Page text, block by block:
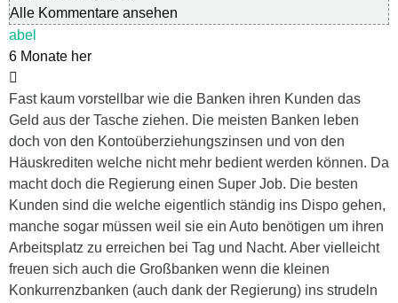
Alle Kommentare ansehen
abel
6 Monate her
Fast kaum vorstellbar wie die Banken ihren Kunden das
Geld aus der Tasche ziehen. Die meisten Banken leben
doch von den Kontoüberziehungszinsen und von den
Häuskrediten welche nicht mehr bedient werden können. Da
macht doch die Regierung einen Super Job. Die besten
Kunden sind die welche eigentlich ständig ins Dispo gehen,
manche sogar müssen weil sie ein Auto benötigen um ihren
Arbeitsplatz zu erreichen bei Tag und Nacht. Aber vielleicht
freuen sich auch die Großbanken wenn die kleinen
Konkurrenzbanken (auch dank der Regierung) ins strudeln